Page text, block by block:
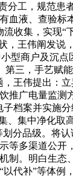
工，规范
液、查验
收集，实
王伟阐发
型商户及沉
三，手艺
王伟提出
广电量监
档案并实施
集中净化
分品级。将
多渠道公
。明白生
代补”等体